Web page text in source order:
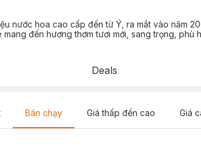
nước hoa cao cấp đến từ Ý, ra mắt vào năm
đến hương thơm tươi mới, sang trọng,
Deals
Bán chạy Giá thấp đến cao Giá